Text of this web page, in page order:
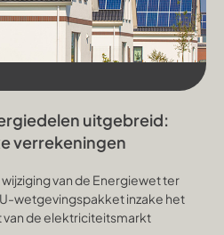
uitgebreid:
verrekeningen
van de Energiewet ter
wetgevingspakket inzake het
de elektriciteitsmarkt